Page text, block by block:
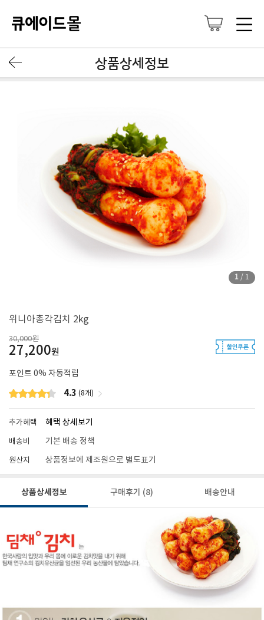
상품상세정보
1 / 1
위니아총각김치 2kg
30,000원
27,200원
포인트 0% 자동적립
4.3 (8개)
추가혜택 혜택 상세보기
배송비 기본 배송 정책
원산지 상품정보에 제조원으로 별도표기
상품상세정보 구매후기 (8) 배송안내